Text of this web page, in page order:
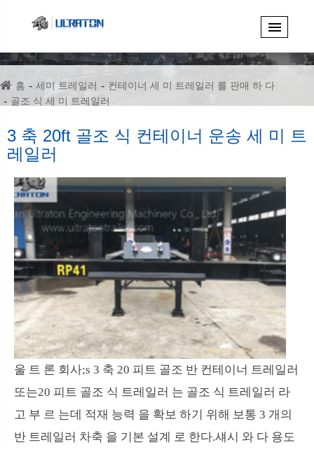
홈 세미 트레일러
컨테이너 세 미 트레일러 를 판매 하 다
골조 식 세 미 트레일러
3 축 20ft 골조 식 컨테이너 운송 세 미 트
레일러
울 트 론 회사;s 3 축 20 피트 골조 반 컨테이너 트레일러
또는20 피트 골조 식 트레일러 는 골조 식 트레일러 라
고 부 르 는데 적재 능력 을 확보 하기 위해 보통 3 개의
반 트레일러 차축 을 기본 설계 로 한다.섀시 와 다 용도